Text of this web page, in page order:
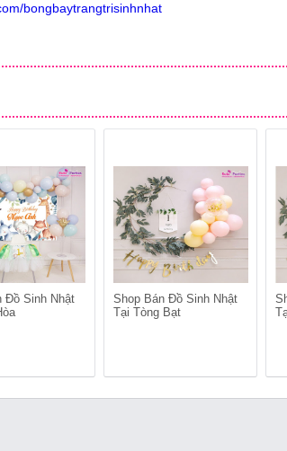
bongbaytrangtrisinhnhat
Đồ Sinh Nhật
Shop Bán Đồ Sinh Nhật
Tại Tòng Bạt